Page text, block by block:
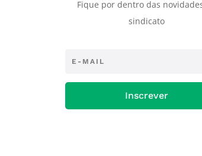
Fique por dentro das
sindicato
Inscrever